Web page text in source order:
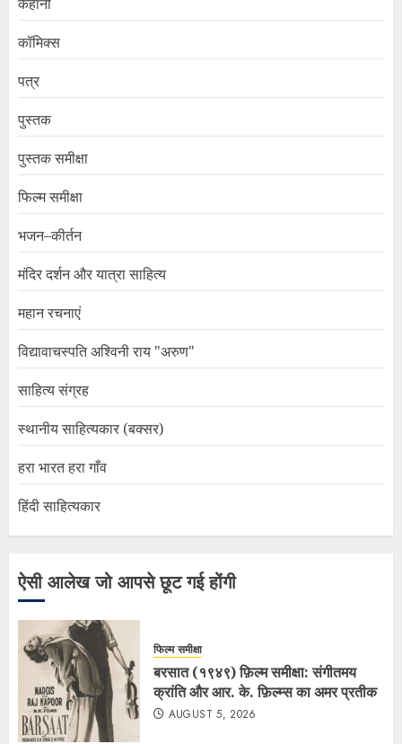
कॉमिक्स
पत्र
पुस्तक
पुस्तक समीक्षा
फिल्म समीक्षा
भजन–कीर्तन
मंदिर दर्शन और यात्रा साहित्य
महान रचनाएं
विद्यावाचस्पति अश्विनी राय "अरुण"
साहित्य संग्रह
स्थानीय साहित्यकार (बक्सर)
हरा भारत हरा गाँव
हिंदी साहित्यकार
ऐसी आलेख जो आपसे छूट गई होंगी
फिल्म समीक्षा
बरसात (१९४९) फ़िल्म समीक्षा: संगीतमय
क्रांति और आर. के. फ़िल्म्स का अमर प्रतीक
AUGUST 5, 2026